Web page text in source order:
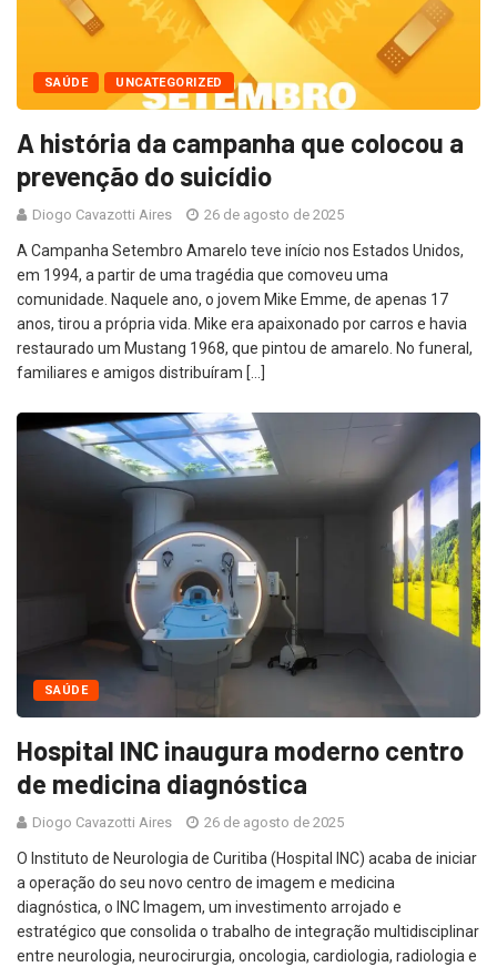
SAÚDE UNCATEGORIZED
A história da campanha que colocou a
prevenção do suicídio
Diogo Cavazotti Aires 26 de agosto de 2025
A Campanha Setembro Amarelo teve início nos Estados Unidos,
em 1994, a partir de uma tragédia que comoveu uma
comunidade. Naquele ano, o jovem Mike Emme, de apenas 17
anos, tirou a própria vida. Mike era apaixonado por carros e havia
restaurado um Mustang 1968, que pintou de amarelo. No funeral,
familiares e amigos distribuíram […]
SAÚDE
Hospital INC inaugura moderno centro
de medicina diagnóstica
Diogo Cavazotti Aires 26 de agosto de 2025
O Instituto de Neurologia de Curitiba (Hospital INC) acaba de iniciar
a operação do seu novo centro de imagem e medicina
diagnóstica, o INC Imagem, um investimento arrojado e
estratégico que consolida o trabalho de integração multidisciplinar
entre neurologia, neurocirurgia, oncologia, cardiologia, radiologia e